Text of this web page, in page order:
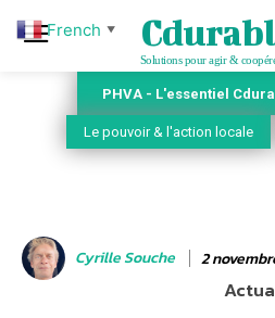
Solutions pour agir &
PHVA - L'essentiel
Le pouvoir & l'action locale
Cyrille Souche 2
French ▼